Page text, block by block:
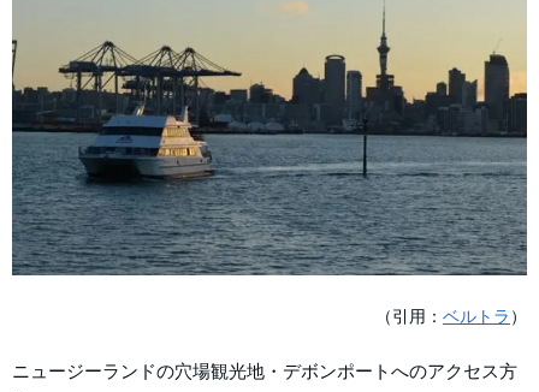
（引用： ベルトラ ）
ニュージーランドの穴場観光地・デボンポートへのアクセス方